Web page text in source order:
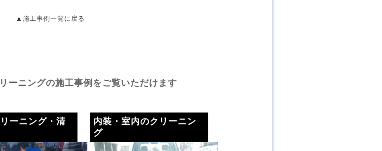
▲施工事例一覧に戻る
ーニングの施工事例をご覧いただけます
ーニング・清
内装・室内のクリーニン
グ